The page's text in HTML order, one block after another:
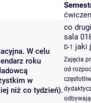
W celu
roku
w
niż co tydzień).
co
sala
D-1 jaki
Zajęcia
od